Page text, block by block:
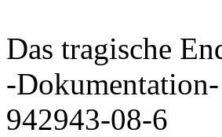
Das tragische
-
942943-08-6